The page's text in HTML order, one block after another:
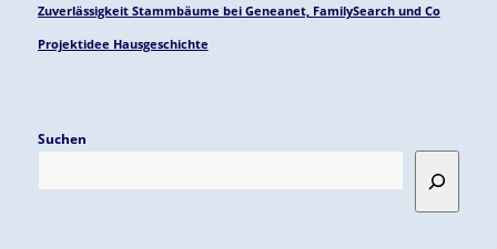
Zuverlässigkeit Stammbäume bei Geneanet, FamilySearch und Co
Projektidee Hausgeschichte
Suchen